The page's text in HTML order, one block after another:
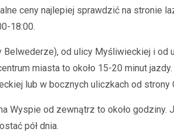
ceny najlepiej sprawdzić na stronie
18:00.
od ulicy Myśliwieckiej i od
miasta to około 15-20 minut
lub w bocznych uliczkach od strony
Wyspie od zewnątrz to około
pół dnia.